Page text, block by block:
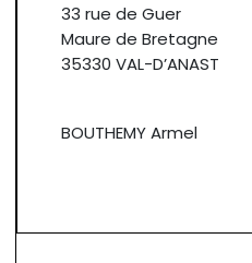
33 rue de Guer
Maure de Bretagne
35330 VAL-D’ANAST
BOUTHEMY Armel